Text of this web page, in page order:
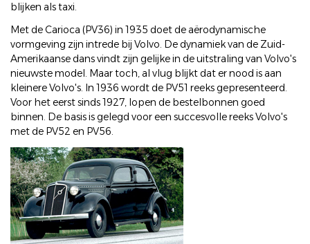
blijken als taxi.
Met de Carioca (PV36) in 1935 doet de aërodynamische
vormgeving zijn intrede bij Volvo. De dynamiek van de Zuid-
Amerikaanse dans vindt zijn gelijke in de uitstraling van Volvo's
nieuwste model. Maar toch, al vlug blijkt dat er nood is aan
kleinere Volvo's. In 1936 wordt de PV51 reeks gepresenteerd.
Voor het eerst sinds 1927, lopen de bestelbonnen goed
binnen. De basis is gelegd voor een succesvolle reeks Volvo's
met de PV52 en PV56.